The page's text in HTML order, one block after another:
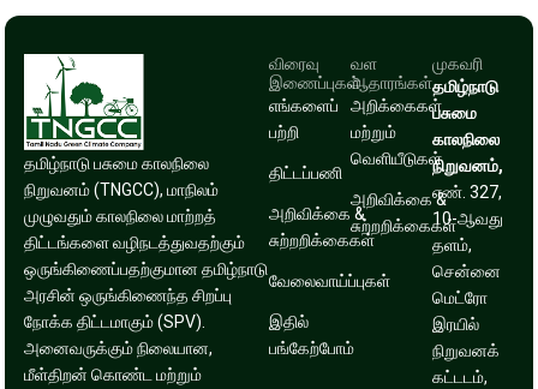
தமிழ்நாடு பசுமை காலநிலை
நிறுவனம் (TNGCC), மாநிலம்
முழுவதும் காலநிலை மாற்றத்
திட்டங்களை வழிநடத்துவதற்கும்
ஒருங்கிணைப்பதற்குமான தமிழ்நாடு
அரசின் ஒருங்கிணைந்த சிறப்பு
நோக்க திட்டமாகும் (SPV).
அனைவருக்கும் நிலையான,
மீள்திறன் கொண்ட மற்றும்
விரைவு
இணைப்புகள்
எங்களைப்
பற்றி
திட்டப்பணி
அறிவிக்கை &
சுற்றறிக்கைகள்
வேலைவாய்ப்புகள்
இதில்
பங்கேற்போம்
வள
ஆதாரங்கள்
அறிக்கைகள்
மற்றும்
வெளியீடுகள்
அறிவிக்கை &
சுற்றறிக்கைகள்
முகவரி
தமிழ்நாடு
பசுமை
காலநிலை
நிறுவனம்,
எண். 327,
10-ஆவது
தளம்,
சென்னை
மெட்ரோ
இரயில்
நிறுவனக்
கட்டடம்,